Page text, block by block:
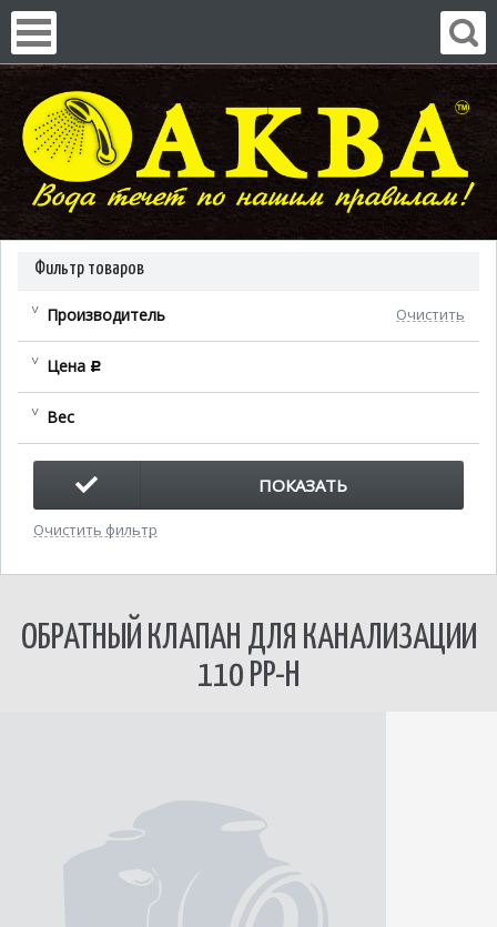
Фильтр товаров
Производитель Очистить
Цена c
Вес
ПОКАЗАТЬ
Очистить фильтр
ОБРАТНЫЙ КЛАПАН ДЛЯ КАНАЛИЗАЦИИ
110 PP-H